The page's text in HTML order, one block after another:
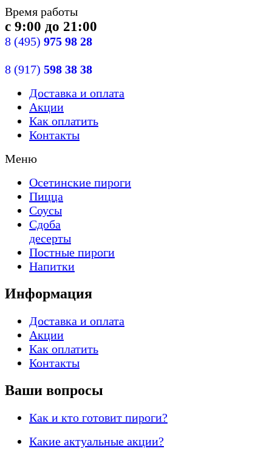
Время работы
с 9:00 до 21:00
8 (495) 975 98 28
8 (917) 598 38 38
Доставка и оплата
Акции
Как оплатить
Контакты
Меню
Осетинские пироги
Пицца
Cоусы
Сдобa
десерты
Постные пироги
Напитки
Информация
Доставка и оплата
Акции
Как оплатить
Контакты
Ваши вопросы
Как и кто готовит пироги?
Какие актуальные акции?